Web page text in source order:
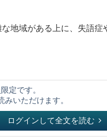
地域がある上に、失語症
定です。
いただけます。
ログインして全文を読む